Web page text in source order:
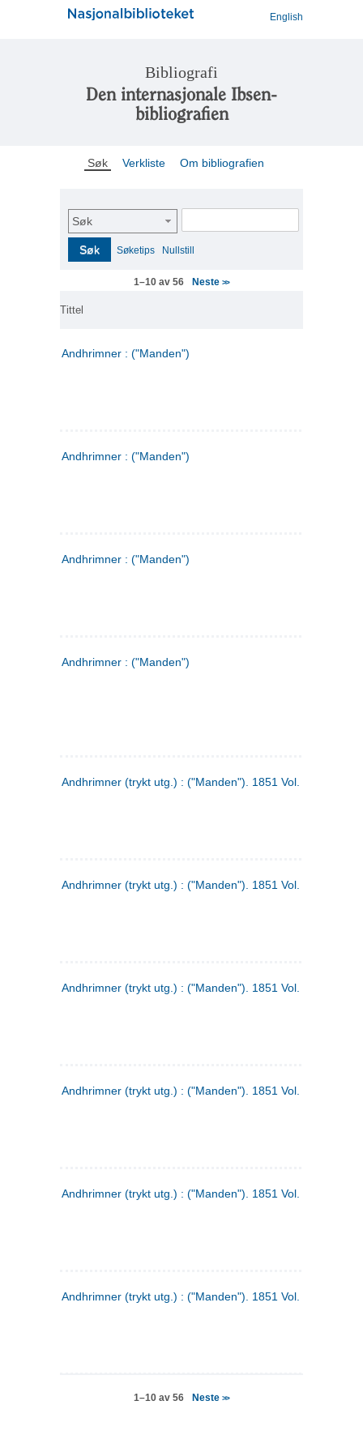
English
Bibliografi
Den internasjonale Ibsen-
bibliografien
Søk Verkliste Om bibliografien
Søk
Søk Søketips Nullstill
1–10 av 56 Neste>>
Tittel
Andhrimner : ("Manden")
Andhrimner : ("Manden")
Andhrimner : ("Manden")
Andhrimner : ("Manden")
Andhrimner (trykt utg.) : ("Manden"). 1851 Vol. 2 Nr. 1
Andhrimner (trykt utg.) : ("Manden"). 1851 Vol. 1 Nr. 10
Andhrimner (trykt utg.) : ("Manden"). 1851 Vol. 1 Nr. 3
Andhrimner (trykt utg.) : ("Manden"). 1851 Vol. 2 Nr. 4
Andhrimner (trykt utg.) : ("Manden"). 1851 Vol. 2 Nr. 6
Andhrimner (trykt utg.) : ("Manden"). 1851 Vol. 1 Nr. 6
1–10 av 56 Neste>>